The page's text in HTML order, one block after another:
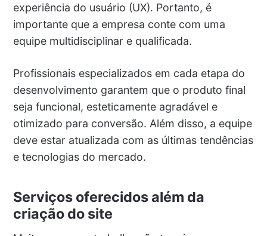
experiência do usuário (UX). Portanto, é
importante que a empresa conte com uma
equipe multidisciplinar e qualificada.
Profissionais especializados em cada etapa do
desenvolvimento garantem que o produto final
seja funcional, esteticamente agradável e
otimizado para conversão. Além disso, a equipe
deve estar atualizada com as últimas tendências
e tecnologias do mercado.
Serviços oferecidos além da
criação do site